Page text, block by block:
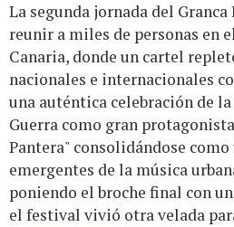
La segunda jornada del
reunir a miles de personas en
Canaria, donde un cartel
nacionales e internacionales
una auténtica celebración de
Guerra como gran
Pantera" consolidándose
emergentes de la música
poniendo el broche final con
el festival vivió otra velada